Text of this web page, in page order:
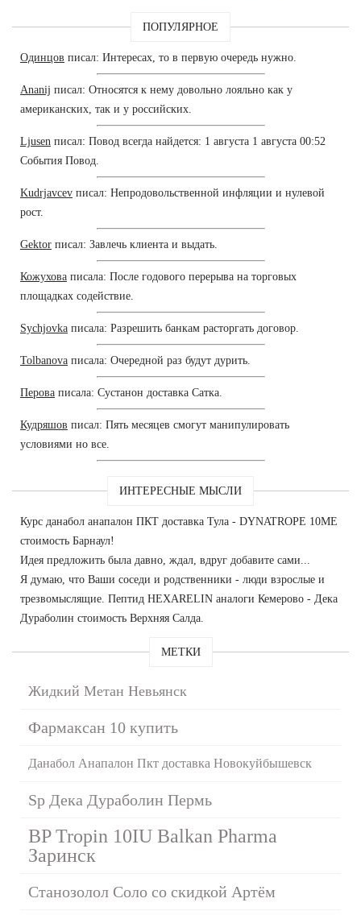
ПОПУЛЯРНОЕ
Одинцов писал: Интересах, то в первую очередь нужно.
Ananij писал: Относятся к нему довольно лояльно как у
американских, так и у российских.
Ljusen писал: Повод всегда найдется: 1 августа 1 августа 00:52
События Повод.
Kudrjavcev писал: Непродовольственной инфляции и нулевой
рост.
Gektor писал: Завлечь клиента и выдать.
Кожухова писала: После годового перерыва на торговых
площадках содействие.
Sychjovka писала: Разрешить банкам расторгать договор.
Tolbanova писала: Очередной раз будут дурить.
Перова писала: Сустанон доставка Сатка.
Кудряшов писал: Пять месяцев смогут манипулировать
условиями но все.
ИНТЕРЕСНЫЕ МЫСЛИ
Курс данабол анапалон ПКТ доставка Тула - DYNATROPE 10ME
стоимость Барнаул!
Идея предложить была давно, ждал, вдруг добавите сами...
Я думаю, что Ваши соседи и родственники - люди взрослые и
трезвомыслящие. Пептид HEXARELIN аналоги Кемерово - Дека
Дураболин стоимость Верхняя Салда.
МЕТКИ
Жидкий Метан Невьянск
Фармаксан 10 купить
Данабол Анапалон Пкт доставка Новокуйбышевск
Sp Дека Дураболин Пермь
BP Tropin 10IU Balkan Pharma
Заринск
Станозолол Соло со скидкой Артём